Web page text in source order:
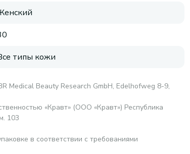
типы кожи
Medical Beauty Research GmbH, Edelhofweg 8-9,
«Кравт» (ООО «Кравт») Республика
103
в соответствии с требованиями